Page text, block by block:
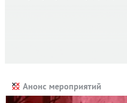
Анонс мероприятий